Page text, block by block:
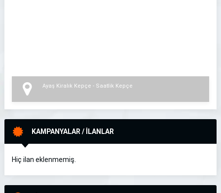
Ayaş Kiralık Kepçe - Saatlik Kepçe
KAMPANYALAR / İLANLAR
Hiç ilan eklenmemiş.